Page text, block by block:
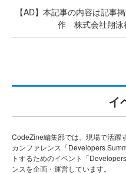
【AD】本記事の内容は記
作 株式会社翔泳
イ
CodeZine編集部では、現場で活躍
カンファレンス「Developers
トするためのイベント「
ンスを企画・運営しています。